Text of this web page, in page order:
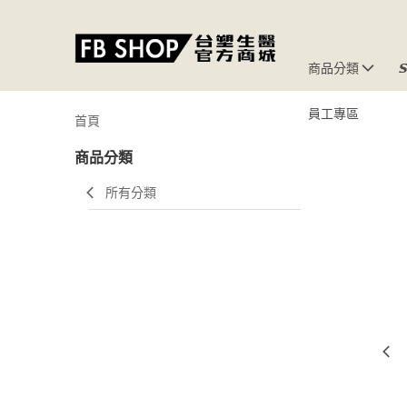
商品分類
員工專區
首頁
商品分類
所有分類